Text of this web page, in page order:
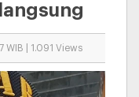
WIB | 1.091 Views